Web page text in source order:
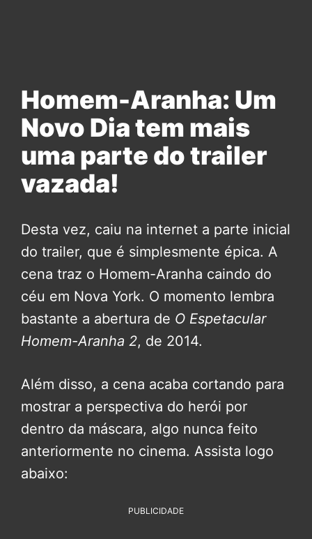
Homem-Aranha: Um
Novo Dia tem mais
uma parte do trailer
vazada!
Desta vez, caiu na internet a parte inicial
do trailer, que é simplesmente épica. A
cena traz o Homem-Aranha caindo do
céu em Nova York. O momento lembra
bastante a abertura de O Espetacular
Homem-Aranha 2, de 2014.
Além disso, a cena acaba cortando para
mostrar a perspectiva do herói por
dentro da máscara, algo nunca feito
anteriormente no cinema. Assista logo
abaixo:
PUBLICIDADE